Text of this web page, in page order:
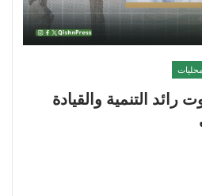
محليات
التنمية والقيادة